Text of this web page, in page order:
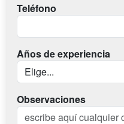
Teléfono
Años de experiencia
Observaciones